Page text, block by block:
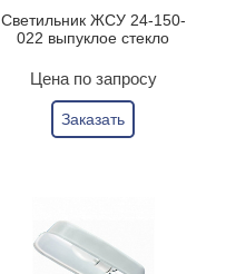
Светильник ЖСУ 24-150-
022 выпуклое стекло
Цена по запросу
Заказать